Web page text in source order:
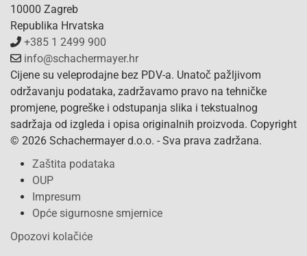
10000 Zagreb
Republika Hrvatska
+385 1 2499 900
info@schachermayer.hr
Cijene su veleprodajne bez PDV-a. Unatoč pažljivom
održavanju podataka, zadržavamo pravo na tehničke
promjene, pogreške i odstupanja slika i tekstualnog
sadržaja od izgleda i opisa originalnih proizvoda. Copyright
© 2026 Schachermayer d.o.o. - Sva prava zadržana.
Zaštita podataka
OUP
Impresum
Opće sigurnosne smjernice
Opozovi kolačiće